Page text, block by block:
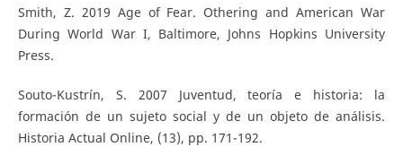
Smith, Z. 2019 Age of Fear. Othering and American War
During World War I, Baltimore, Johns Hopkins University
Press.
Souto-Kustrín, S. 2007 Juventud, teoría e historia: la
formación de un sujeto social y de un objeto de análisis.
Historia Actual Online, (13), pp. 171-192.